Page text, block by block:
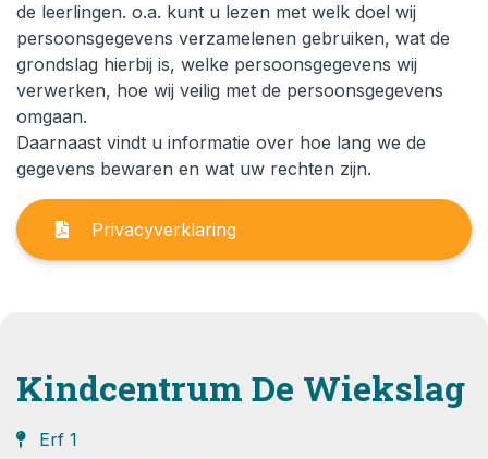
de leerlingen. o.a. kunt u lezen met welk doel wij
persoonsgegevens verzamelenen gebruiken, wat de
grondslag hierbij is, welke persoonsgegevens wij
verwerken, hoe wij veilig met de persoonsgegevens
omgaan.
Daarnaast vindt u informatie over hoe lang we de
gegevens bewaren en wat uw rechten zijn.
Privacyverklaring
Kindcentrum De Wiekslag
Erf 1